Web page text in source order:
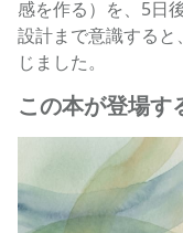
感を作る）を、5日
設計まで意識する
じました。
この本が登場す